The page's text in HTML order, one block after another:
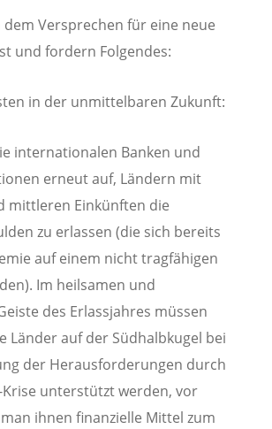
Versprechen für eine neue
und fordern Folgendes:
in der unmittelbaren Zukunft:
internationalen Banken und
erneut auf, Ländern mit
mittleren Einkünften die
zu erlassen (die sich bereits
auf einem nicht tragfähigen
Im heilsamen und
des Erlassjahres müssen
Länder auf der Südhalbkugel bei
der Herausforderungen durch
Krise unterstützt werden, vor
ihnen finanzielle Mittel zum